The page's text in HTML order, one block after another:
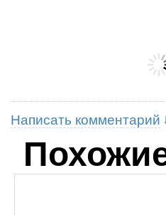
Написать комментарий